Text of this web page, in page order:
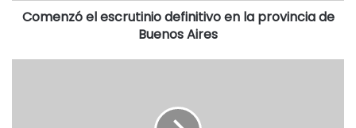
Comenzó el escrutinio definitivo en la provincia de
Buenos Aires